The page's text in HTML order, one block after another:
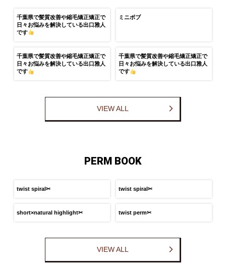
千葉県で髪質改善や縮毛矯正矯正で
日々お悩みを解決している出口雅人
です
ミニボブ
千葉県で髪質改善や縮毛矯正矯正で
日々お悩みを解決している出口雅人
です
千葉県で髪質改善や縮毛矯正矯正で
日々お悩みを解決している出口雅人
です
VIEW ALL
PERM BOOK
twist spiral✂︎ twist spiral✂︎
short×natural highlight✂︎ twist perm✂︎
VIEW ALL